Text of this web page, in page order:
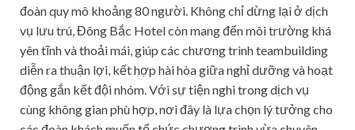
đoàn quy mô khoảng 80 người. Không chỉ dừng lại ở dịch
vụ lưu trú, Đông Bắc Hotel còn mang đến môi trường khá
yên tĩnh và thoải mái, giúp các chương trình teambuilding
diễn ra thuận lợi, kết hợp hài hòa giữa nghỉ dưỡng và hoạt
động gắn kết đội nhóm. Với sự tiện nghi trong dịch vụ
cùng không gian phù hợp, nơi đây là lựa chọn lý tưởng cho